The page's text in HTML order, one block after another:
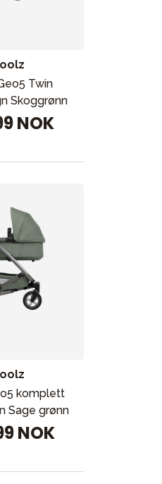
Twin
Skoggrønn
NOK
komplett
Sage grønn
NOK